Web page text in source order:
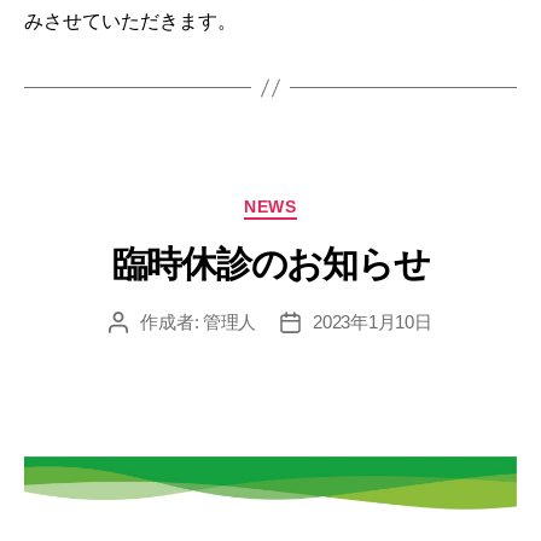
みさせていただきます。
カ
テ
ゴ
リ
NEWS
臨時休診のお知らせ
投
作成者: 管理人
投
2023年1月10日